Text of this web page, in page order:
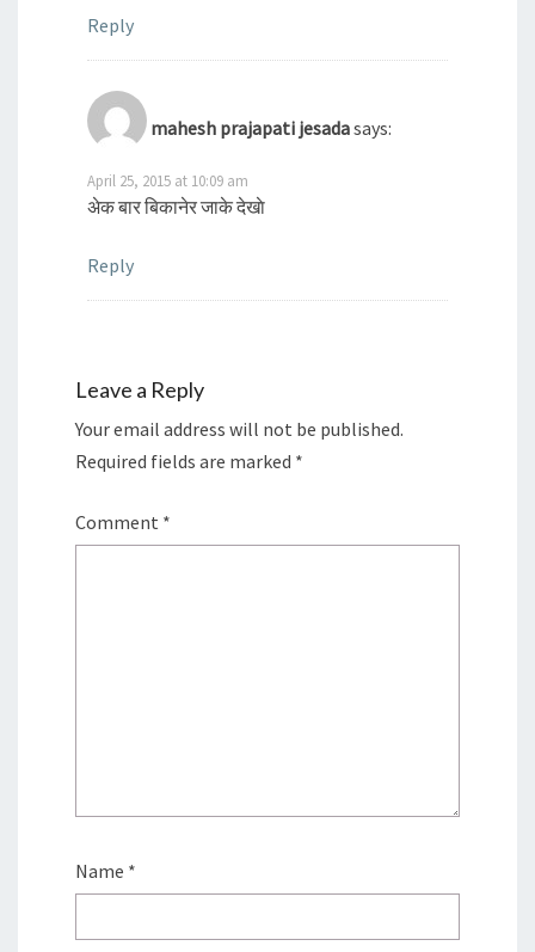
Reply
mahesh prajapati jesadasays:
April 25, 2015 at 10:09 am
अेक बार बिकानेर जाके देखाे
Reply
Leave a Reply
Your email address will not be published.
Required fields are marked *
Comment *
Name *